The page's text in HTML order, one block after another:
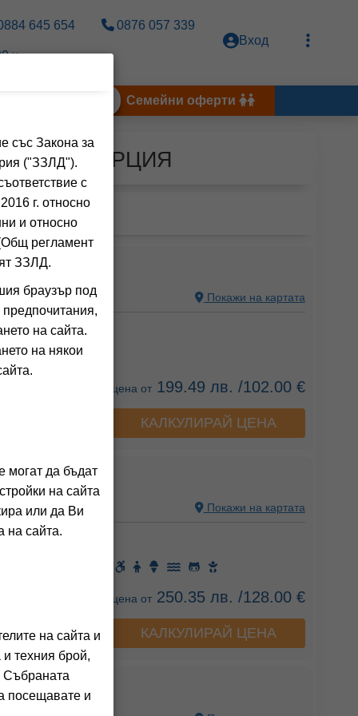
645 654 0876 057 339
ч.
Вход
Семейни оферти
КРИТ, ГЪРЦИЯ
GREECE Покажи на картата
на клиенти)
цена от199.49 лв. /102.00 €
КАЛКУЛИРАЙ ЦЕНА
GREECE Покажи на картата
на клиенти)
цена от250.35 лв. /128.00 €
хотела КАЛКУЛИРАЙ ЦЕНА
със Закона за
("ЗЗЛД").
с
г. относно
и относно
регламент
ЗЗЛД.
браузър под
на сайта.
на някои
могат да бъдат
на сайта
или да Ви
на сайта.
на сайта и
техния брой,
Събраната
посещавате и